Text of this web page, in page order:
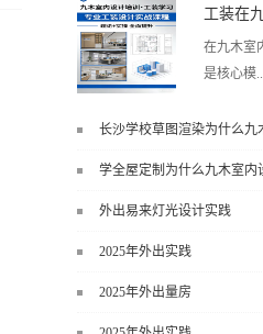
在九木室
是核心模
直接用于
谈，而是
长沙学校草图渲染为什么九
学全屋定制为什么九木室内
外出易来灯光设计实践
2025年外出实践
2025年外出量房